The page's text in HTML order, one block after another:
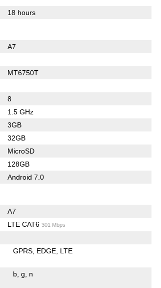
18 hours
A7
MT6750T
8
1.5 GHz
3GB
32GB
MicroSD
128GB
Android 7.0
A7
LTE CAT6 301 Mbps
GPRS EDGE LTE
b g n